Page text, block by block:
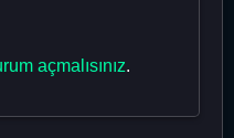
açmalısınız.